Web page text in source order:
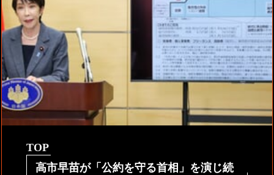
TOP
高市早苗が「公約を守る首相」を演じ続